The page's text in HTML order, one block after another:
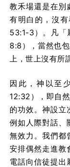
教禾場還是在別
有明白的，沒
53:1-3）。凡「
8:8），當然也
上，世上沒有所
因此，神以至
12:32），即自
的功效。神設立
例如人際對話、
無效力。我們都
安排偶然走進教
電話向信徒提出